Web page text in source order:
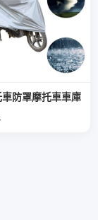
防罩摩托車車庫